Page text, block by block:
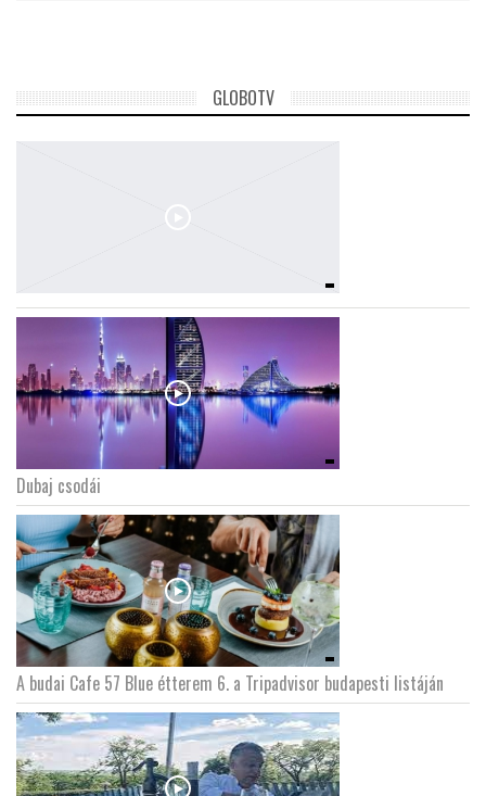
GLOBOTV
Dubaj csodái
A budai Cafe 57 Blue étterem 6. a Tripadvisor budapesti listáján